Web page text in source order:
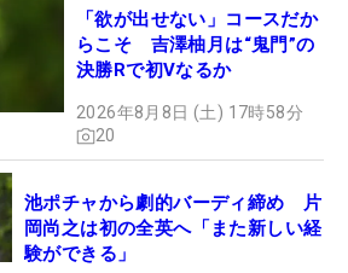
「欲が出せない」コースだか
らこそ 吉澤柚月は“鬼門”の
決勝Rで初Vなるか
2026年8月8日 (土) 17時58分
20
池ポチャから劇的バーディ締め 片
岡尚之は初の全英へ「また新しい経
験ができる」